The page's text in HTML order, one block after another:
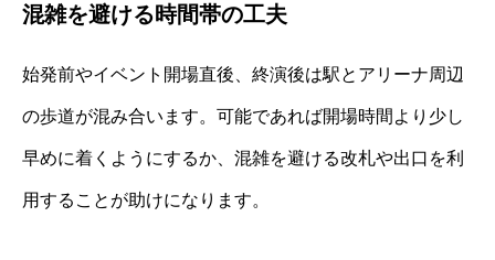
混雑を避ける時間帯の工夫
始発前やイベント開場直後、終演後は駅とアリーナ周辺
の歩道が混み合います。可能であれば開場時間より少し
早めに着くようにするか、混雑を避ける改札や出口を利
用することが助けになります。